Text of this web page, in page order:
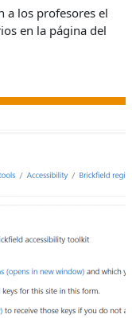
a los profesores el
en la página del